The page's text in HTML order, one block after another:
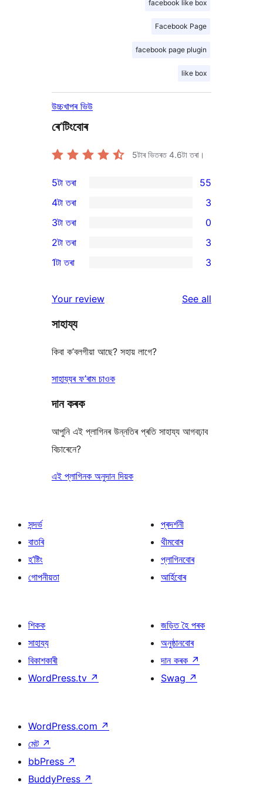
facebook like box
Facebook Page
facebook page plugin
like box
উচ্চখাপৰ ভিউ
ৰে’টিংবোৰ
5টাৰ ভিতৰত4.6টা তৰা।
55
5-
star
reviews
5টা তৰা 55
4-
star
reviews
4টা তৰা 3
0
3-
star
3টা তৰা 0
2-
reviews
2টা তৰা 3
star
reviews
1টা তৰা 3
Your review See all
সাহায্য
কিবা ক’বলগীয়া আছে? সহায় লাগে?
সাহায্যৰ ফ’ৰাম চাওক
দান কৰক
আপুনি এই প্লাগিনৰ উন্নতিৰ প্ৰতি সাহায্য আগবঢ়াব
বিচাৰেনে?
এই প্লাগিনক অনুদান দিয়ক
সন্দৰ্ভ
বাতৰি
হ’ষ্টিং
গোপনীয়তা
প্ৰদৰ্শনী
থীমবোৰ
প্লাগিনবোৰ
আৰ্হিবোৰ
শিকক
সাহায্য
বিকাশকাৰী
WordPress.tv ↗
জড়িত হৈ পৰক
অনুষ্ঠানবোৰ
দান কৰক ↗
Swag ↗
WordPress.com ↗
মেট ↗
bbPress ↗
BuddyPress ↗